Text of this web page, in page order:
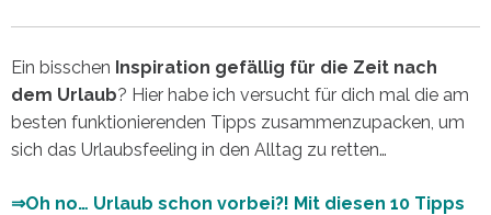
Ein bisschen Inspiration gefällig für die Zeit nach
dem Urlaub? Hier habe ich versucht für dich mal die am
besten funktionierenden Tipps zusammenzupacken, um
sich das Urlaubsfeeling in den Alltag zu retten…
⇒Oh no… Urlaub schon vorbei?! Mit diesen 10 Tipps